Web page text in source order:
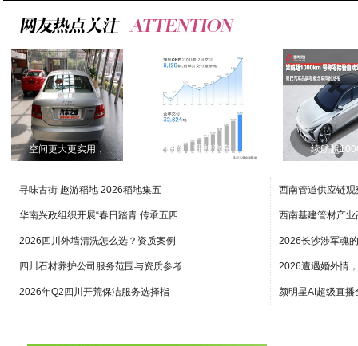
空间更大更实用， 重磅｜理想汽车： 续航超
寻味古街 趣游稻地 2026稻地集五
华南兴政组织开展“春日踏青 传承五四
2026四川外墙清洗怎么选？资质案例
四川石材养护公司服务范围与资质参考
2026年Q2四川开荒保洁服务选择指
西南管道供应链
西南基建管材产
2026长沙涉军魂
2026遭遇婚外情
颜明星AI超级直